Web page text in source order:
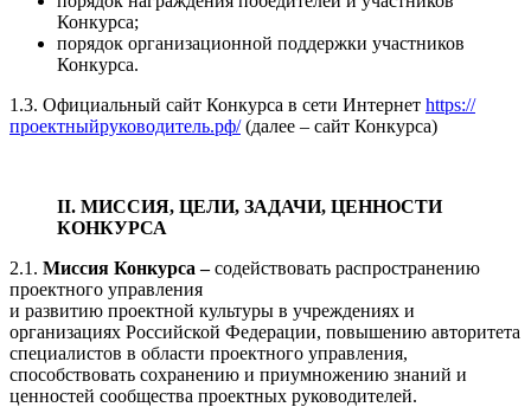
Конкурса;
порядок организационной поддержки участников
Конкурса.
1.3. Официальный сайт Конкурса в сети Интернет https://
проектныйруководитель.рф/(далее – сайт Конкурса)
II. МИССИЯ, ЦЕЛИ, ЗАДАЧИ, ЦЕННОСТИ
КОНКУРСА
2.1. Миссия Конкурса –содействовать распространению
проектного управления
и развитию проектной культуры в учреждениях и
организациях Российской Федерации, повышению авторитета
специалистов в области проектного управления,
способствовать сохранению и приумножению знаний и
ценностей сообщества проектных руководителей.